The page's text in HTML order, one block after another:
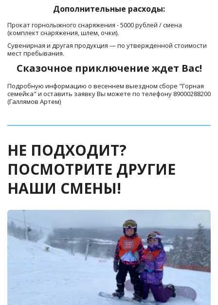
Дополнительные расходы:
Прокат горнолыжного снаряжения - 5000 рублей / смена
(комплект снаряжения, шлем, очки).
Сувенирная и другая продукция — по утвержденной стоимости
мест пребывания.
Сказочное приключение ждет Вас!
Подробную информацию о весеннем выездном сборе "Горная
семейка" и оставить заявку Вы можете по телефону 89000288200
(Галлямов Артем)
НЕ ПОДХОДИТ?
ПОСМОТРИТЕ ДРУГИЕ
НАШИ СМЕНЫ!